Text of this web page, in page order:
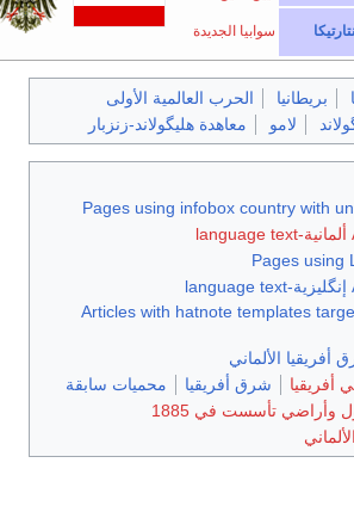
سوابيا الجديدة
بريطانيا
الحرب العالمية الأولى
لامو معاهدة هليگولاند-زنزبار
Pages using infobox country with
Pages
Articles with hatnote templates
الألماني
شرق أفريقيا
محميات سابقة
وأراضي تأسست في 1885